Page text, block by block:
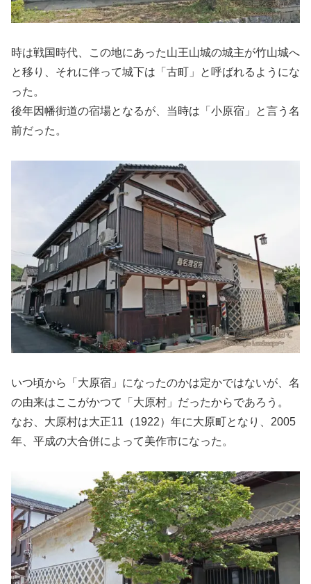
時は戦国時代、この地にあった山王山城の城主が竹山城へ
と移り、それに伴って城下は「古町」と呼ばれるようにな
った。
後年因幡街道の宿場となるが、当時は「小原宿」と言う名
前だった。
いつ頃から「大原宿」になったのかは定かではないが、名
の由来はここがかつて「大原村」だったからであろう。
なお、大原村は大正11（1922）年に大原町となり、2005
年、平成の大合併によって美作市になった。